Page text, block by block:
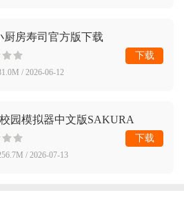
厨房寿司官方版下载
/ 2026-06-12
下载
园模拟器中文版SAKURA
/ 2026-07-13
下载